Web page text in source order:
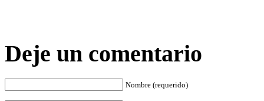
Deje un comentario
Nombre (requerido)